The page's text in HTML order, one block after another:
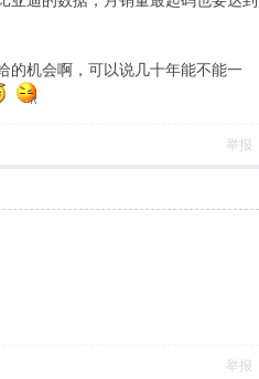
的机会啊，可以说几十年能不能一
举报
举报